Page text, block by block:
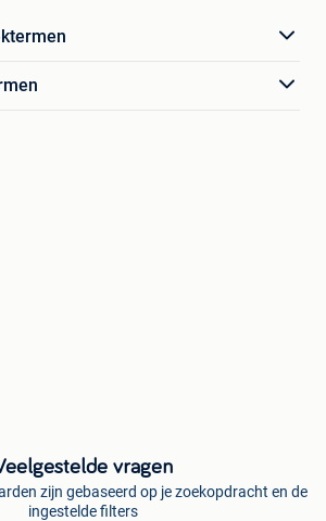
vragen
zijn gebaseerd op je zoekopdracht en de
ingestelde filters